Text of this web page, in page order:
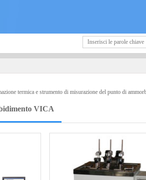
termica e strumento di misurazione del punto di
VICA